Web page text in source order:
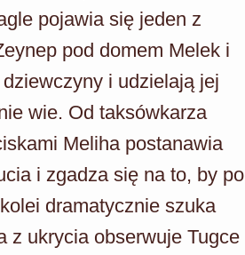
pojawia się jeden z
pod domem Melek i
i udzielają jej
wie. Od taksówkarza
Meliha postanawia
i zgadza się na to, by po
dramatycznie szuka
z ukrycia obserwuje Tugce